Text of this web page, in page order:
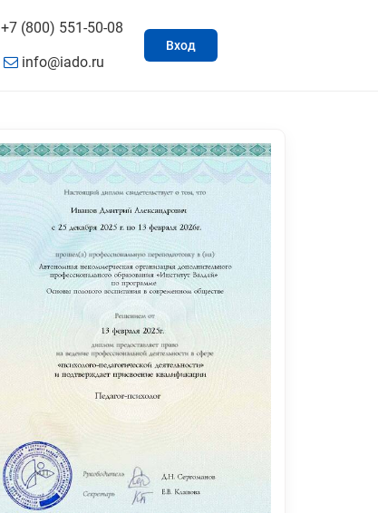
+7 (800) 551-50-08
info@iado.ru
Вход